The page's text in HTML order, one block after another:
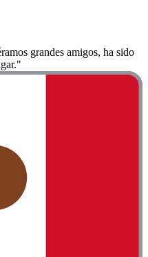
grandes amigos, ha sido